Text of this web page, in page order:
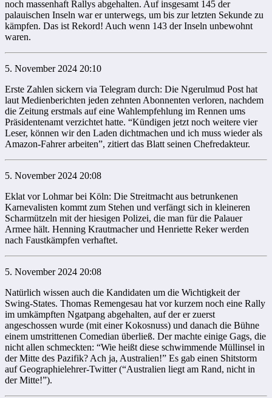
noch massenhaft Rallys abgehalten. Auf insgesamt 145 der
palauischen Inseln war er unterwegs, um bis zur letzten Sekunde zu
kämpfen. Das ist Rekord! Auch wenn 143 der Inseln unbewohnt
waren.
5. November 2024 20:10
Erste Zahlen sickern via Telegram durch: Die Ngerulmud Post hat
laut Medienberichten jeden zehnten Abonnenten verloren, nachdem
die Zeitung erstmals auf eine Wahlempfehlung im Rennen ums
Präsidentenamt verzichtet hatte. “Kündigen jetzt noch weitere vier
Leser, können wir den Laden dichtmachen und ich muss wieder als
Amazon-Fahrer arbeiten”, zitiert das Blatt seinen Chefredakteur.
5. November 2024 20:08
Eklat vor Lohmar bei Köln: Die Streitmacht aus betrunkenen
Karnevalisten kommt zum Stehen und verfängt sich in kleineren
Scharmützeln mit der hiesigen Polizei, die man für die Palauer
Armee hält. Henning Krautmacher und Henriette Reker werden
nach Faustkämpfen verhaftet.
5. November 2024 20:08
Natürlich wissen auch die Kandidaten um die Wichtigkeit der
Swing-States. Thomas Remengesau hat vor kurzem noch eine Rally
im umkämpften Ngatpang abgehalten, auf der er zuerst
angeschossen wurde (mit einer Kokosnuss) und danach die Bühne
einem umstrittenen Comedian überließ. Der machte einige Gags, die
nicht allen schmeckten: “Wie heißt diese schwimmende Müllinsel in
der Mitte des Pazifik? Ach ja, Australien!” Es gab einen Shitstorm
auf Geographielehrer-Twitter (“Australien liegt am Rand, nicht in
der Mitte!”).